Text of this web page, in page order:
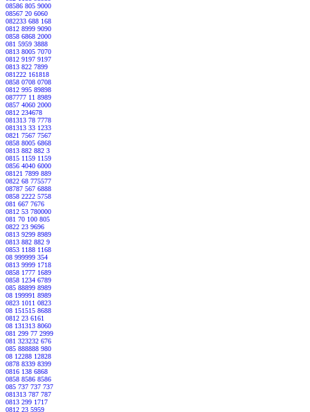
08586 805 9000
08567 20 6060
082233 688 168
0812 8999 9090
0858 6868 2000
081 5959 3888
0813 8005 7070
0812 9197 9197
0813 822 7899
081222 161818
0858 0708 0708
0812 995 89898
087777 11 8989
0857 4060 2000
0812 234678
081313 78 7778
081313 33 1233
0821 7567 7567
0858 8005 6868
0813 882 882 3
0815 1159 1159
0856 4040 6000
08121 7899 889
0822 68 775577
08787 567 6888
0858 2222 5758
081 667 7676
0812 53 780000
081 70 100 805
0822 23 9696
0813 9299 8989
0813 882 882 9
0853 1188 1168
08 999999 354
0813 9999 1718
0858 1777 1689
0858 1234 6789
085 88899 8989
08 199991 8989
0823 1011 0823
08 151515 8688
0812 23 6161
08 131313 8060
081 299 77 2999
081 323232 676
085 888888 980
08 12288 12828
0878 8339 8399
0816 138 6868
0858 8586 8586
085 737 737 737
081313 787 787
0813 299 1717
0812 23 5959